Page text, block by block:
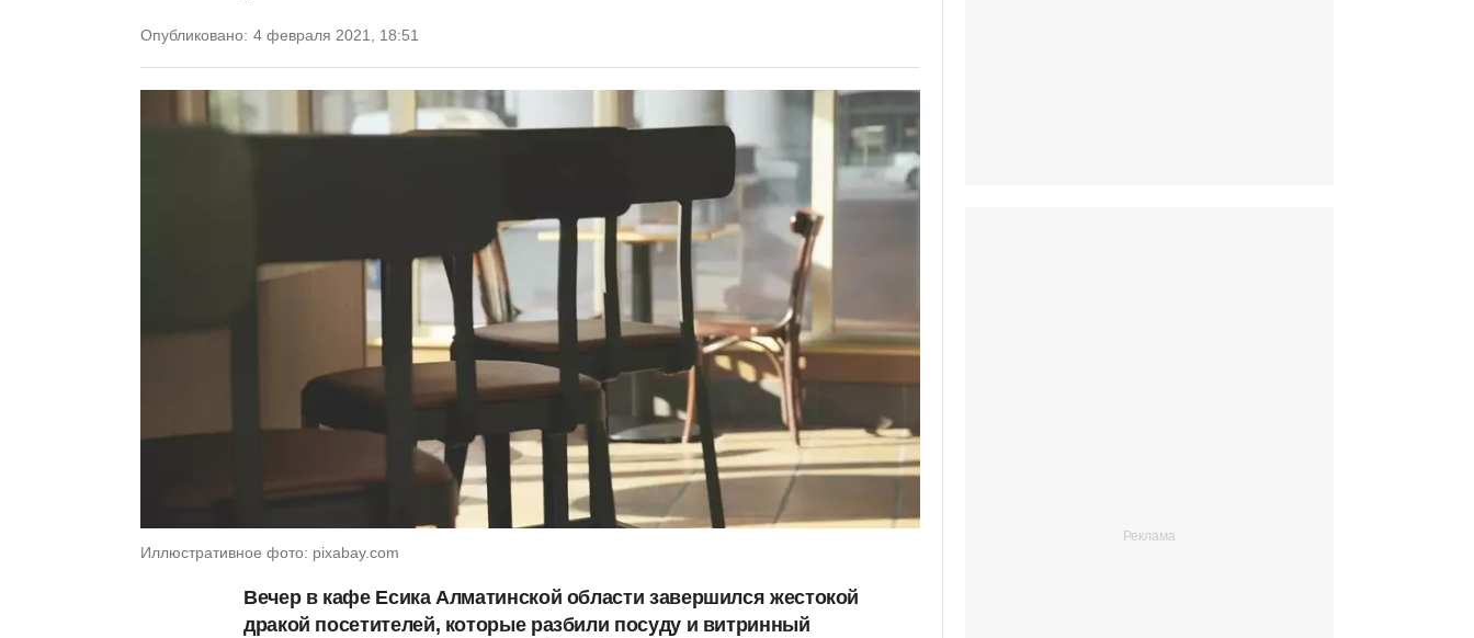
Опубликовано: 4 февраля 2021, 18:51
Иллюстративное фото: pixabay.com
Вечер в кафе Есика Алматинской области завершился жестокой
дракой посетителей, которые разбили посуду и витринный